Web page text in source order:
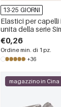
13-25 GIORNI
Elastici per
unita della serie
giorni
€0,26
Ordine min. di 1 pz.
+36
magazzino in Cina